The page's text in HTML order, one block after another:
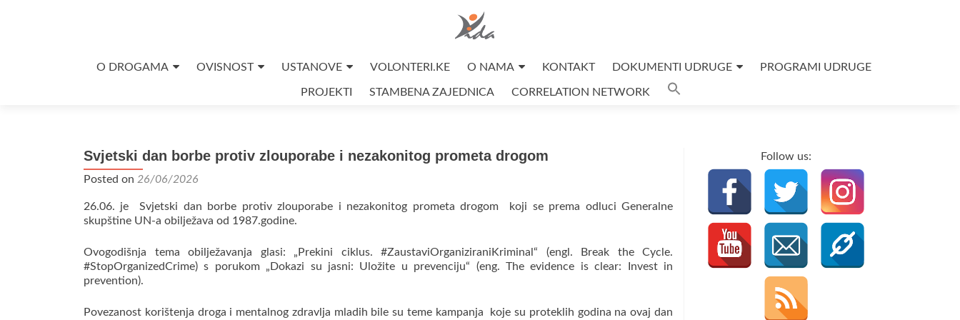
SkipO DROGAMA OVISNOST USTANOVE VOLONTERI.KE O NAMA KONTAKT DOKUMENTI UDRUGE PROGRAMI UDRUGE
PROJEKTI STAMBENA ZAJEDNICA CORRELATION NETWORK
Svjetski dan borbe protiv zlouporabe i nezakonitog prometa drogom
Posted on 26/06/2026
26.06. je Svjetski dan borbe protiv zlouporabe i nezakonitog prometa drogom koji se prema odluci Generalne
skupštine UN-a obilježava od 1987.godine.
Ovogodišnja tema obilježavanja glasi: „Prekini ciklus. #ZaustaviOrganiziraniKriminal“ (engl. Break the Cycle.
#StopOrganizedCrime) s porukom „Dokazi su jasni: Uložite u prevenciju“ (eng. The evidence is clear: Invest in
prevention).
Povezanost korištenja droga i mentalnog zdravlja mladih bile su teme kampanja koje su proteklih godina na ovaj dan
Follow us: